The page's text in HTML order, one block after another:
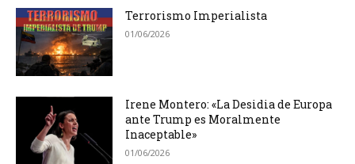
Terrorismo Imperialista
01/06/2026
Irene Montero: «La Desidia de Europa
ante Trump es Moralmente
Inaceptable»
01/06/2026